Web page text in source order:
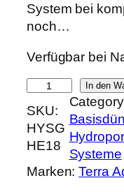
g
c
h
e
r
P
r
e
System bei
noch…
Verfügbar bei
.
A
.
r
In den
SKU:
HYSG
HE18
Systeme
Marken:Terra